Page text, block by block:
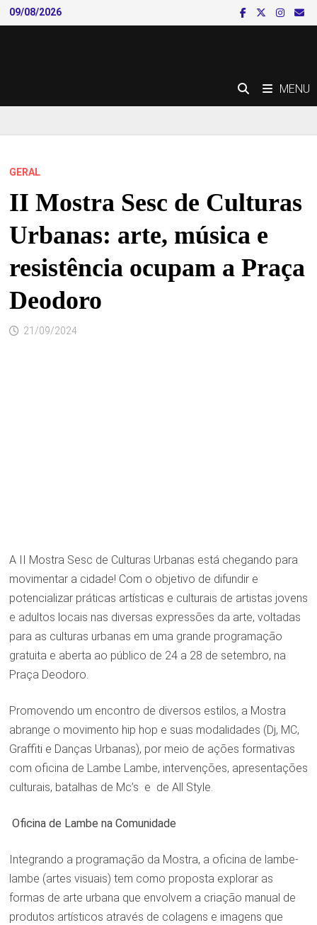
Skip
to
09/08/2026
MENU
GERAL
II Mostra Sesc de Culturas
Urbanas: arte, música e
resistência ocupam a Praça
Deodoro
21/09/2024
A II Mostra Sesc de Culturas Urbanas está chegando para
movimentar a cidade! Com o objetivo de difundir e
potencializar práticas artísticas e culturais de artistas jovens
e adultos locais nas diversas expressões da arte, voltadas
para as culturas urbanas em uma grande programação
gratuita e aberta ao público de 24 a 28 de setembro, na
Praça Deodoro.
Promovendo um encontro de diversos estilos, a Mostra
abrange o movimento hip hop e suas modalidades (Dj, MC,
Graffiti e Danças Urbanas), por meio de ações formativas
com oficina de Lambe Lambe, intervenções, apresentações
culturais, batalhas de Mc’s e de All Style.
Oficina de Lambe na Comunidade
Integrando a programação da Mostra, a oficina de lambe-
lambe (artes visuais) tem como proposta explorar as
formas de arte urbana que envolvem a criação manual de
produtos artísticos através de colagens e imagens que